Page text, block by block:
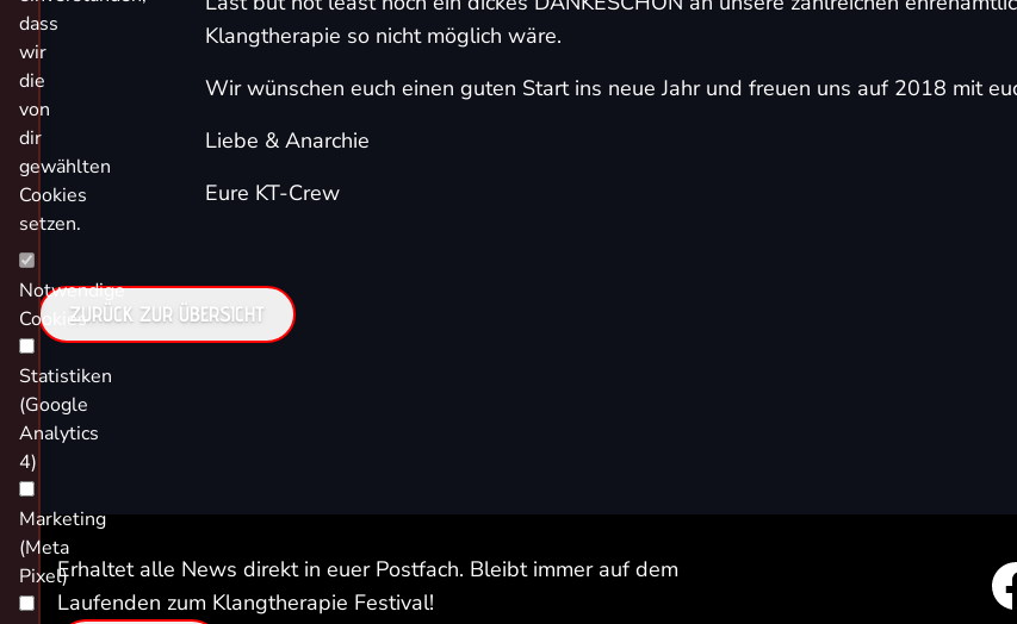
Klangtherapie so nicht möglich wäre.
Wir wünschen euch einen guten Start ins neue Jahr und freuen uns auf 2018 mit
Liebe & Anarchie
Eure KT-Crew
ZURÜCK ZUR ÜBERSICHT
Erhaltet alle News direkt in euer Postfach. Bleibt immer auf dem
Laufenden zum Klangtherapie Festival!
dass
wir
die
von
dir
gewählten
Cookies
setzen.
Notwendige
Cookies
Statistiken
(Google
Analytics
4)
Marketing
(Meta
Pixel)